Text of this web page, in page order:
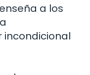
a los
incondicional